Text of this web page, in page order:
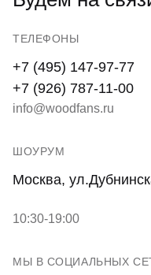
ТЕЛЕФОНЫ
+7 (495) 147-97-77
+7 (926) 787-11-00
info@woodfans.ru
ШОУРУМ
Москва,
10:30-19:00
МЫ В СОЦИАЛЬНЫХ